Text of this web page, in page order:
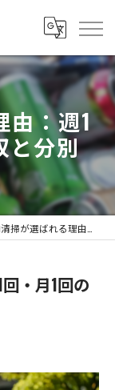
由：週1
と分別
選ばれる理由：週1回・月1回の柔軟回収と分別
・月1回の